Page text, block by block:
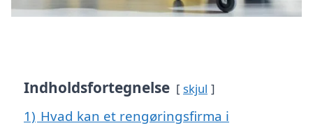
Indholdsfortegnelse skjul
1) Hvad kan et rengøringsfirma i